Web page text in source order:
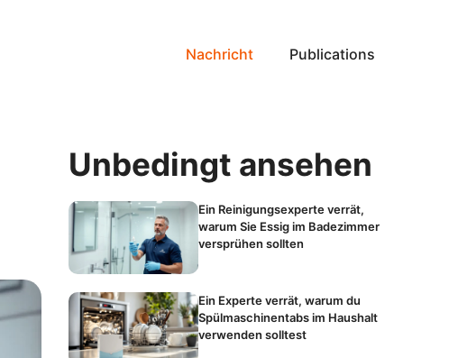
Nachricht Publications
Unbedingt ansehen
Ein Reinigungsexperte verrät,
warum Sie Essig im Badezimmer
versprühen sollten
Ein Experte verrät, warum du
Spülmaschinentabs im Haushalt
verwenden solltest